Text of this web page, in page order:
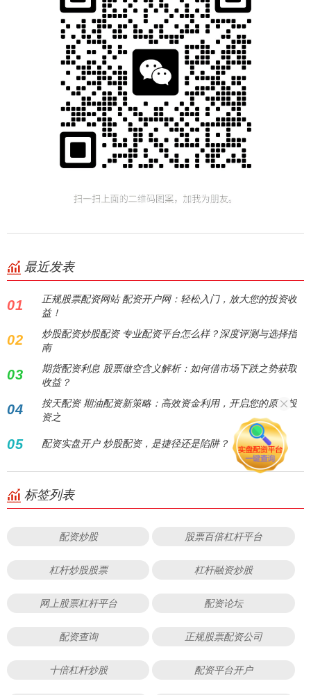
最近发表
01
正规股票配资网站 配资开户网：轻松入门，放大您的投资收
益！
02
炒股配资炒股配资 专业配资平台怎么样？深度评测与选择指
南
03
期货配资利息 股票做空含义解析：如何借市场下跌之势获取
收益？
04
按天配资 期油配资新策略：高效资金利用，开启您的原油投
资之
05 配资实盘开户 炒股配资，是捷径还是陷阱？
标签列表
配资炒股 股票百倍杠杆平台
杠杆炒股股票 杠杆融资炒股
网上股票杠杆平台 配资论坛
配资查询 正规股票配资公司
十倍杠杆炒股 配资平台开户